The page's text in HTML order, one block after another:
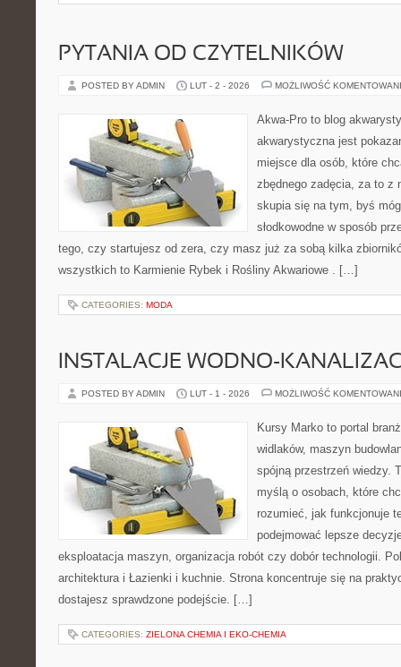
PYTANIA OD CZYTELNIKÓW
POSTED BY ADMIN LUT - 2 - 2026 MOŻLIWOŚĆ
Akwa-Pro to blog
akwarystyczna jest
miejsce dla osób, które
zbędnego zadęcia, za to z
skupia się na tym, byś
słodkowodne w sposób
tego, czy startujesz od zera, czy masz już za sobą kilka
wszystkich to Karmienie Rybek i Rośliny Akwariowe . […]
CATEGORIES: MODA
INSTALACJE WODNO-
POSTED BY ADMIN LUT - 1 - 2026 MOŻLIWOŚĆ
Kursy Marko to portal
widlaków, maszyn
spójną przestrzeń wiedzy.
myślą o osobach, które
rozumieć, jak funkcjonuje
podejmować lepsze
eksploatacja maszyn, organizacja robót czy dobór technologii.
architektura i Łazienki i kuchnie. Strona koncentruje się na
dostajesz sprawdzone podejście. […]
CATEGORIES: ZIELONA CHEMIA I EKO-CHEMIA